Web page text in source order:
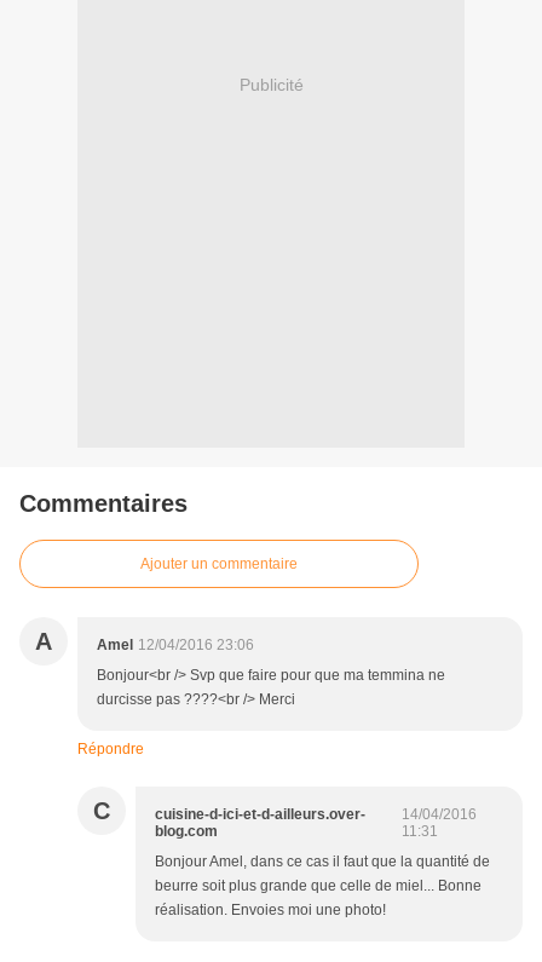
Publicité
Commentaires
Ajouter un commentaire
A Amel 12/04/2016 23:06
Bonjour<br /> Svp que faire pour que ma temmina ne
durcisse pas ????<br /> Merci
Répondre
C
cuisine-d-ici-et-d-ailleurs.over-
blog.com
14/04/2016
11:31
Bonjour Amel, dans ce cas il faut que la quantité de
beurre soit plus grande que celle de miel... Bonne
réalisation. Envoies moi une photo!